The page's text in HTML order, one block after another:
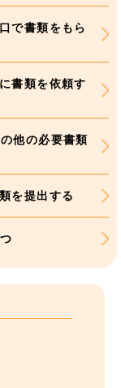
で書類をもら
書類を依頼す
他の必要書類
を提出する